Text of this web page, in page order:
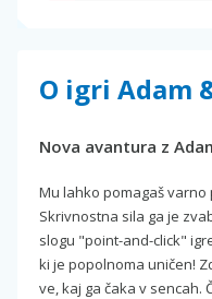
O igri Adam
Nova avantura z
Mu lahko pomagaš varno
Skrivnostna sila ga je
slogu "point-and-click"
ki je popolnoma uničen!
ve, kaj ga čaka v sencah.